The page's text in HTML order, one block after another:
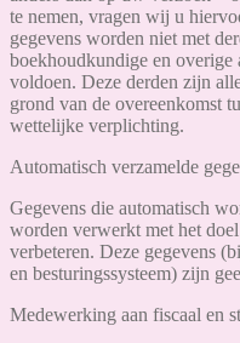
te nemen, vragen wij u
gegevens worden niet met
boekhoudkundige en
voldoen. Deze derden zijn
grond van de overeenkomst
wettelijke verplichting.
Automatisch verzamelde
Gegevens die automatisch
worden verwerkt met het
verbeteren. Deze gegevens
en besturingssysteem) zijn
Medewerking aan fiscaal en